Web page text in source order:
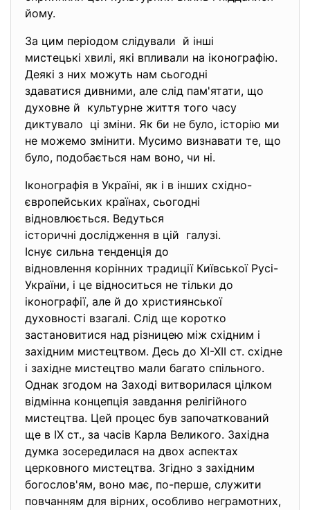
йому.
За цим періодом слідували й інші
мистецькі хвилі, які впливали на іконографію.
Деякі з них можуть нам сьогодні
здаватися дивними, але слід пам'ятати, що
духовне й культурне життя того часу
диктувало ці зміни. Як би не було, історію ми
не можемо змінити. Мусимо визнавати те, що
було, подобається нам воно, чи ні.
Іконографія в Україні, як і в інших східно-
європейських країнах, сьогодні
відновлюється. Ведуться
історичні дослідження в цій галузі.
Існує сильна тенденція до
відновлення корінних традиції Київської Русі-
України, і це відноситься не тільки до
іконографії, але й до християнської
духовності взагалі. Слід ще коротко
застановитися над різницею між східним і
західним мистецтвом. Десь до ХІ-ХІІ ст. східне
і західне мистецтво мали багато спільного.
Однак згодом на Заході витворилася цілком
відмінна концепція завдання релігійного
мистецтва. Цей процес був започаткований
ще в IX ст., за часів Карла Великого. Західна
думка зосередилася на двох аспектах
церковного мистецтва. Згідно з західним
богослов'ям, воно має, по-перше, служити
повчанням для вірних, особливо неграмотних,